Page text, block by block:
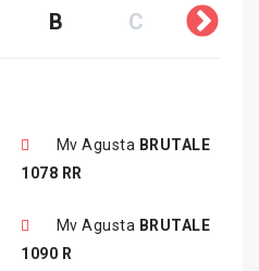
B C D
Mv Agusta BRUTALE
1078 RR
Mv Agusta BRUTALE
1090 R